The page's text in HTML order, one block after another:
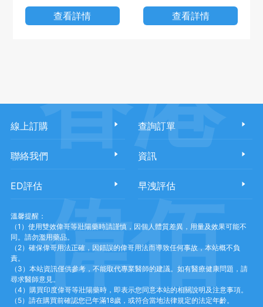
查看詳情 查看詳情
線上訂購 查詢訂單
聯絡我們 資訊
ED評估 早洩評估
溫馨提醒：
（1）使用雙效偉哥等壯陽藥時請謹慎，因個人體質差異，用量及效果可能不
同。請勿濫用藥品。
（2）確保偉哥用法正確，因錯誤的偉哥用法而導致任何事故，本站概不負
責。
（3）本站資訊僅供參考，不能取代專業醫師的建議。如有醫療健康問題，請
尋求醫師意見。
（4）購買印度偉哥等壯陽藥時，即表示您同意本站的相關說明及注意事項。
（5）請在購買前確認您已年滿18歲，或符合當地法律規定的法定年齡。
香港
偉佰